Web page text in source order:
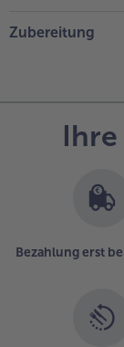
Zubereitung
Bezahlung erst